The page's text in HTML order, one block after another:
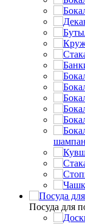
Посуда для